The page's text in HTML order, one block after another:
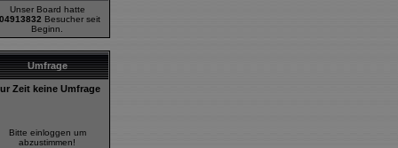
Unser Board hatte
Besucher seit
Beginn.
Umfrage
Zeit keine Umfrage
Bitte einloggen um
abzustimmen!